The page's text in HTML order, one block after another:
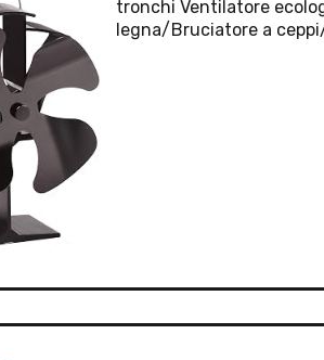
tronchi Ventilatore
legna/Bruciatore a